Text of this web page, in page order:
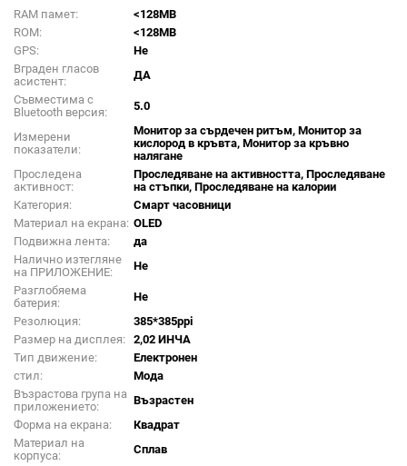
RAM памет:
<128MB
ROM:
<128MB
GPS:
Не
Вграден гласов
асистент:
ДА
Съвместима с
Bluetooth версия:
5.0
Измерени
показатели:
Монитор за сърдечен ритъм, Монитор за
кислород в кръвта, Монитор за кръвно
налягане
Проследена
активност:
Проследяване на активността, Проследяване
на стъпки, Проследяване на калории
Категория:
Смарт часовници
Материал на екрана: OLED
Подвижна лента:
да
Налично изтегляне
на ПРИЛОЖЕНИЕ:
Не
Разглобяема
батерия:
Не
Резолюция:
385*385ppi
Размер на дисплея:
2,02 ИНЧА
Тип движение:
Електронен
стил:
Мода
Възрастова група на
приложението:
Възрастен
Форма на екрана:
Квадрат
Материал на
корпуса:
Сплав